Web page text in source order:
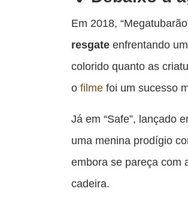
Em 2018,
resgate enfrentando
colorido quanto as
ofilme foi um sucesso
Já em “Safe”, lançado
uma menina prodígio
embora se pareça com
cadeira.